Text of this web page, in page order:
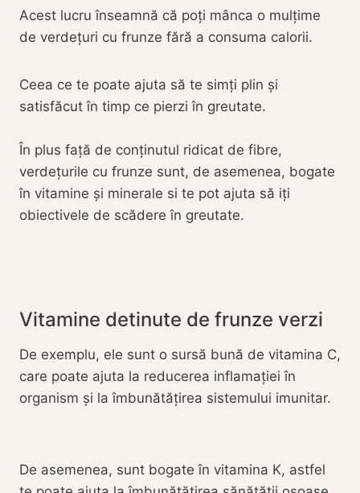
Acest lucru înseamnă că poți mânca o mulțime
de verdețuri cu frunze fără a consuma calorii.
Ceea ce te poate ajuta să te simți plin și
satisfăcut în timp ce pierzi în greutate.
În plus față de conținutul ridicat de fibre,
verdețurile cu frunze sunt, de asemenea, bogate
în vitamine și minerale si te pot ajuta să iți
obiectivele de scădere în greutate.
Vitamine detinute de frunze verzi
De exemplu, ele sunt o sursă bună de vitamina C,
care poate ajuta la reducerea inflamației în
organism și la îmbunătățirea sistemului imunitar.
De asemenea, sunt bogate în vitamina K, astfel